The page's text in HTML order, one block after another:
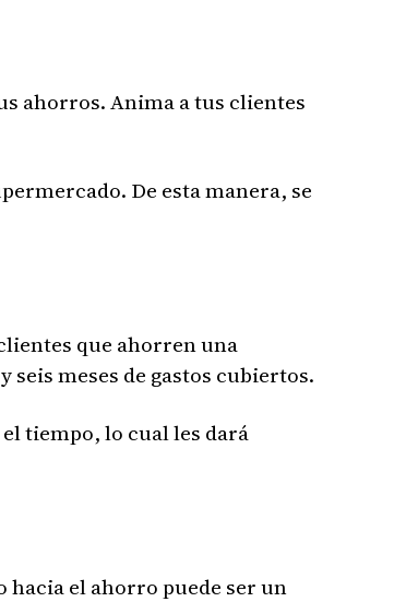
ahorros. Anima a tus clientes
De esta manera, se
que ahorren una
meses de gastos cubiertos.
tiempo, lo cual les dará
hacia el ahorro puede ser un